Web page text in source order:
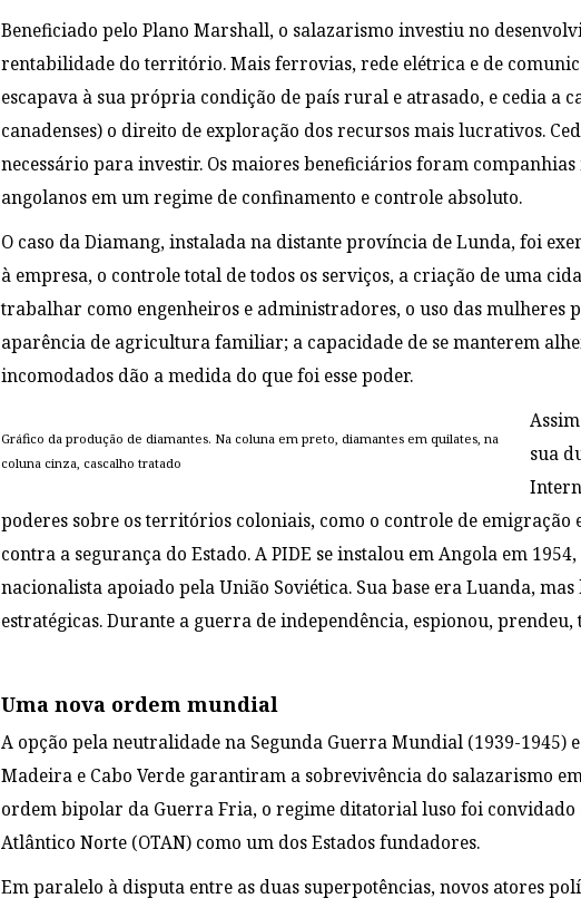
Beneficiado pelo Plano Marshall, o salazarismo investiu no
rentabilidade do território. Mais ferrovias, rede elétrica e de
escapava à sua própria condição de país rural e atrasado, e cedia a
canadenses) o direito de exploração dos recursos mais lucrativos.
necessário para investir. Os maiores beneficiários foram
angolanos em um regime de confinamento e controle absoluto.
O caso da Diamang, instalada na distante província de Lunda, foi
à empresa, o controle total de todos os serviços, a criação de uma
trabalhar como engenheiros e administradores, o uso das mulheres
aparência de agricultura familiar; a capacidade de se manterem
incomodados dão a medida do que foi esse poder.
Gráfico da produção de diamantes. Na coluna em preto, diamantes em quilates, na
coluna cinza, cascalho tratado
sua
poderes sobre os territórios coloniais, como o controle de
contra a segurança do Estado. A PIDE se instalou em Angola em
nacionalista apoiado pela União Soviética. Sua base era Luanda,
estratégicas. Durante a guerra de independência, espionou,
Uma nova ordem mundial
A opção pela neutralidade na Segunda Guerra Mundial (1939-1945)
Madeira e Cabo Verde garantiram a sobrevivência do salazarismo
ordem bipolar da Guerra Fria, o regime ditatorial luso foi convidado
Atlântico Norte (OTAN) como um dos Estados fundadores.
Em paralelo à disputa entre as duas superpotências, novos atores